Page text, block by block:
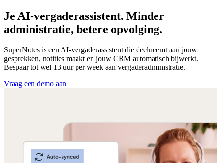
Je AI-vergaderassistent. Minder
administratie, betere opvolging.
SuperNotes is een AI-vergaderassistent die deelneemt aan jouw
gesprekken, notities maakt en jouw CRM automatisch bijwerkt.
Bespaar tot wel 13 uur per week aan vergaderadministratie.
Vraag een demo aan